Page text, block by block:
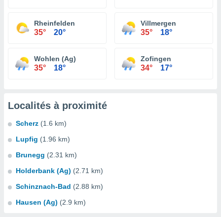
Rheinfelden
35° 20°
Villmergen
35° 18°
Wohlen (Ag)
35° 18°
Zofingen
34° 17°
Localités à proximité
Scherz (1.6 km)
Lupfig (1.96 km)
Brunegg (2.31 km)
Holderbank (Ag) (2.71 km)
Schinznach-Bad (2.88 km)
Hausen (Ag) (2.9 km)